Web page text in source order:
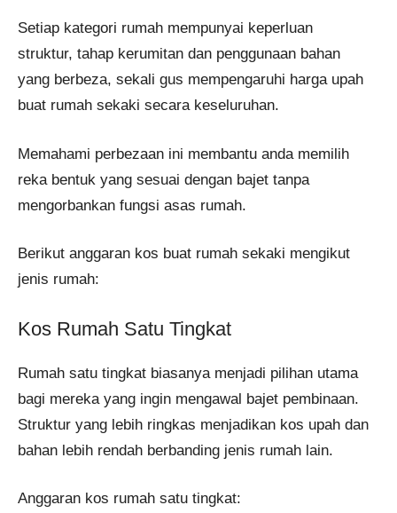
Setiap kategori rumah mempunyai keperluan
struktur, tahap kerumitan dan penggunaan bahan
yang berbeza, sekali gus mempengaruhi harga upah
buat rumah sekaki secara keseluruhan.
Memahami perbezaan ini membantu anda memilih
reka bentuk yang sesuai dengan bajet tanpa
mengorbankan fungsi asas rumah.
Berikut anggaran kos buat rumah sekaki mengikut
jenis rumah:
Kos Rumah Satu Tingkat
Rumah satu tingkat biasanya menjadi pilihan utama
bagi mereka yang ingin mengawal bajet pembinaan.
Struktur yang lebih ringkas menjadikan kos upah dan
bahan lebih rendah berbanding jenis rumah lain.
Anggaran kos rumah satu tingkat: